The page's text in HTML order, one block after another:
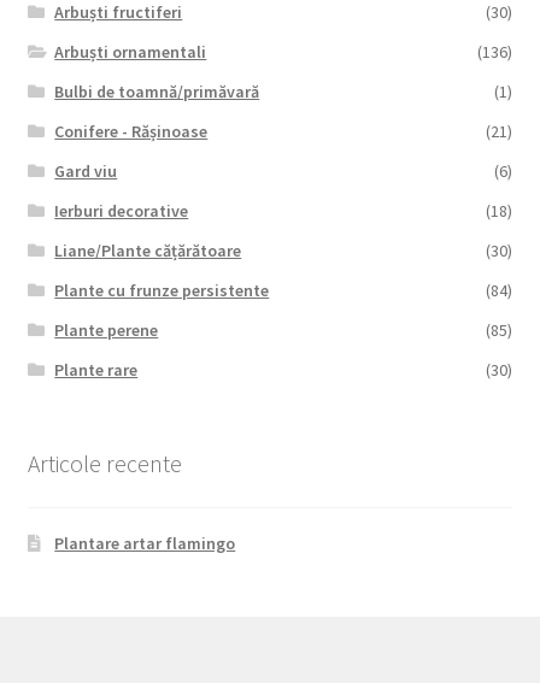
Arbuști fructiferi
(30)
Arbuști ornamentali
(136)
Bulbi de toamnă/primăvară
(1)
Conifere - Rășinoase
(21)
Gard viu
(6)
Ierburi decorative
(18)
Liane/Plante cățărătoare
(30)
Plante cu frunze persistente
(84)
Plante perene
(85)
Plante rare
(30)
Articole recente
Plantare artar flamingo